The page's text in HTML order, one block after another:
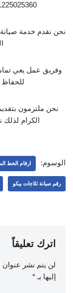
| 01127571696 | 01014723434 |
نحن نقدم خدمة
وفريق عمل يعي
للحفاظ
نحن ملتزمون
الكرام لذلك
الوسوم: ارقام الخط
رقم صيانة ثلاجات بيكو
اترك تعليقاً
لن يتم نشر عنوان
إليها بـ *